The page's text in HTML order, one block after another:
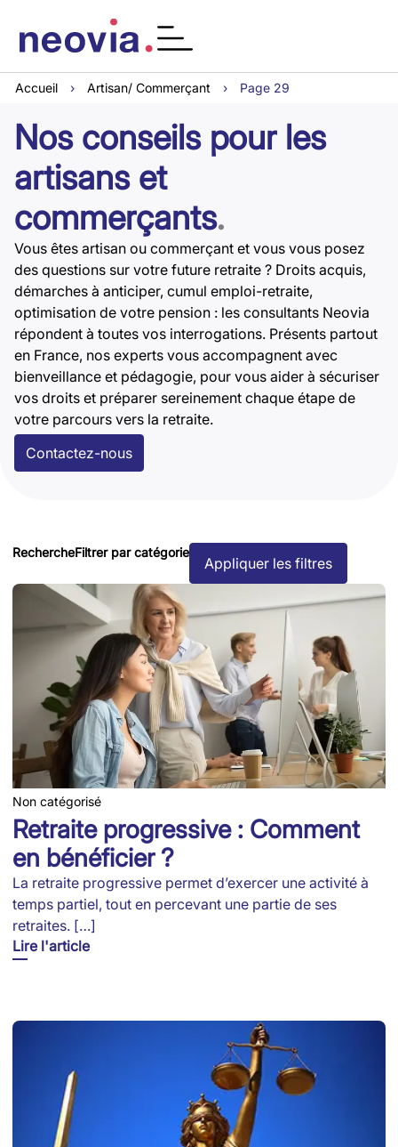
Accueil › Artisan/ Commerçant › Page 29
Nos conseils pour les
artisans et
commerçants.
Vous êtes artisan ou commerçant et vous vous posez
des questions sur votre future retraite ? Droits acquis,
démarches à anticiper, cumul emploi-retraite,
optimisation de votre pension : les consultants Neovia
répondent à toutes vos interrogations. Présents partout
en France, nos experts vous accompagnent avec
bienveillance et pédagogie, pour vous aider à sécuriser
vos droits et préparer sereinement chaque étape de
votre parcours vers la retraite.
Contactez-nous
RechercheFiltrer par catégorie
Appliquer les filtres
Non catégorisé
Retraite progressive : Comment
en bénéficier ?
La retraite progressive permet d’exercer une activité à
temps partiel, tout en percevant une partie de ses
retraites. […]
Lire l'article